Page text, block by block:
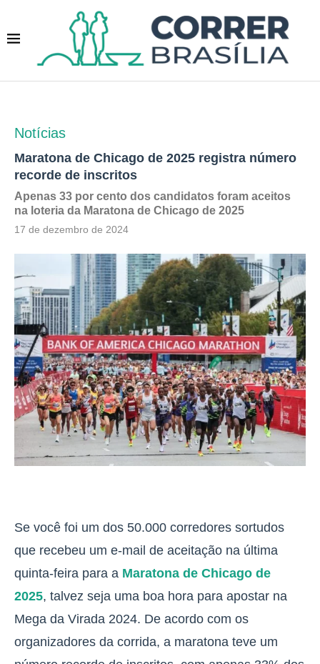
Notícias
Maratona de Chicago de 2025 registra número
recorde de inscritos
Apenas 33 por cento dos candidatos foram aceitos
na loteria da Maratona de Chicago de 2025
17 de dezembro de 2024
Se você foi um dos 50.000 corredores sortudos
que recebeu um e-mail de aceitação na última
quinta-feira para a Maratona de Chicago de
2025, talvez seja uma boa hora para apostar na
Mega da Virada 2024. De acordo com os
organizadores da corrida, a maratona teve um